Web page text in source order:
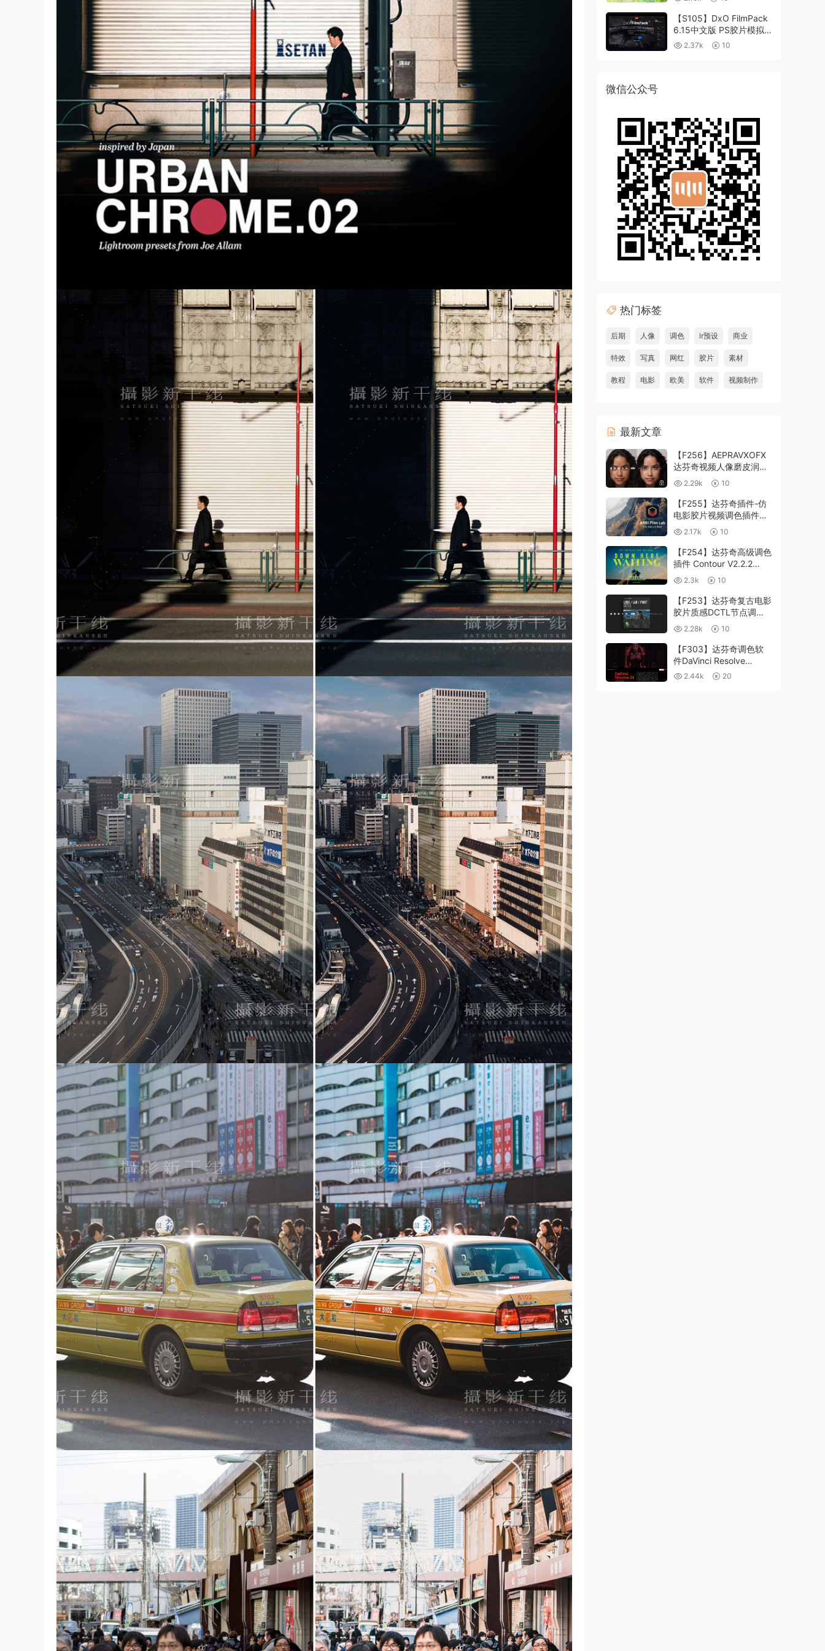
【S105】DxO FilmPack
6.15中文版 PS胶片模拟
滤镜支持WIN/MAC
2.37k 10
微信公众号
热门标签
后期 人像 调色 lr预设 商业
特效 写真 网红 胶片 素材
教程 电影 欧美 软件 视频制作
最新文章
【F256】AEPRAVXOFX
达芬奇视频人像磨皮润肤
美颜插件 Beauty Box
V6.0.3 Win
2.29k 10
【F255】达芬奇插件-仿
电影胶片视频调色插件
ARRI Film Lab 1.0.10 Win
2.17k 10
【F254】达芬奇高级调色
插件 Contour V2.2.2
WinMac 含使用教程
2.3k 10
【F253】达芬奇复古电影
胶片质感DCTL节点调色
预设 MonoNodes LOOK
LAB PRINT V4.0
2.28k 10
【F303】达芬奇调色软
件DaVinci Resolve
Studio21.0.3 中文版
2.44k 20